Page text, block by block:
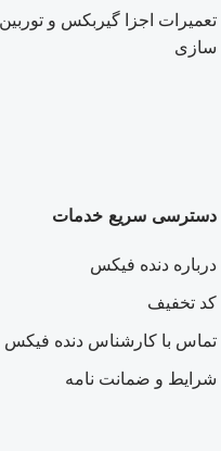
تعمیرات اجزا گیربکس و توربین
سازی
دسترسی سریع خدمات
درباره دنده فیکس
کد تخفیف
تماس با کارشناس دنده فیکس
شرایط و ضمانت نامه